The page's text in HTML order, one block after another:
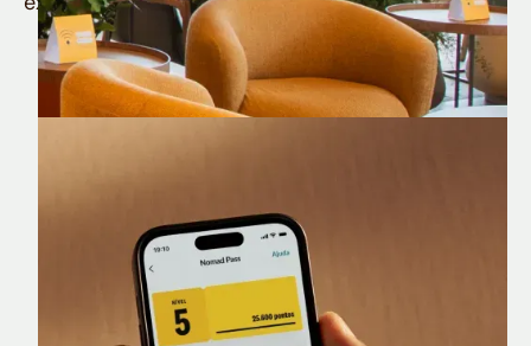
Nomad Lounge
Sala VIP no Aeroporto de Guarulhos